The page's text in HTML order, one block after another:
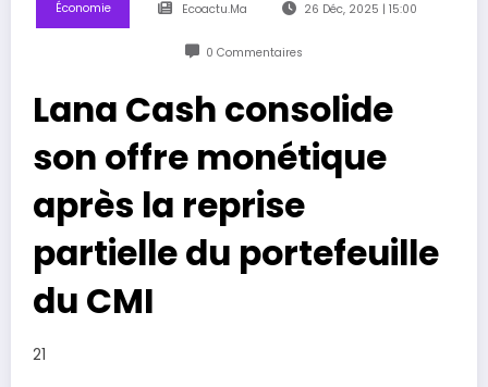
Économie Ecoactu.ma 26 Déc, 2025 | 15:00
0 Commentaires
Lana Cash consolide
son offre monétique
après la reprise
partielle du portefeuille
du CMI
21